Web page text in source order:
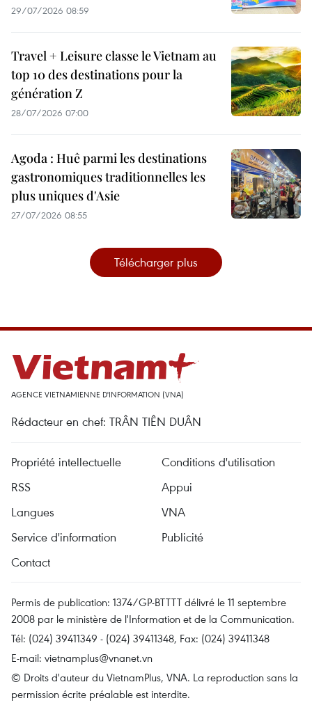
29/07/2026 08:59
Travel + Leisure classe le Vietnam au
top 10 des destinations pour la
génération Z
28/07/2026 07:00
Agoda : Huê parmi les destinations
gastronomiques traditionnelles les
plus uniques d'Asie
27/07/2026 08:55
Télécharger plus
AGENCE VIETNAMIENNE D'INFORMATION (VNA)
Rédacteur en chef: TRÂN TIÊN DUÂN
Propriété intellectuelle
Conditions d'utilisation
RSS
Appui
Langues
VNA
Service d'information
Publicité
Contact
Permis de publication: 1374/GP-BTTTT délivré le 11 septembre
2008 par le ministère de l'Information et de la Communication.
Tél: (024) 39411349 - (024) 39411348, Fax: (024) 39411348
E-mail: vietnamplus@vnanet.vn
© Droits d'auteur du VietnamPlus, VNA. La reproduction sans la
permission écrite préalable est interdite.